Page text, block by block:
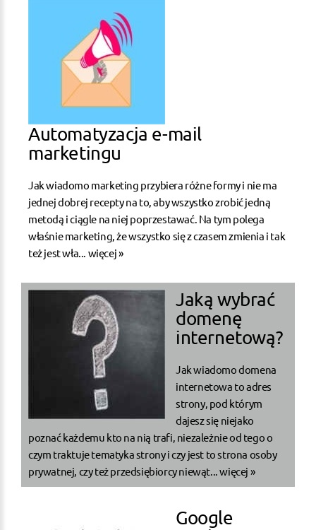
Automatyzacja e-mail
marketingu
Jak wiadomo marketing przybiera różne formy i nie ma
jednej dobrej recepty na to, aby wszystko zrobić jedną
metodą i ciągle na niej poprzestawać. Na tym polega
właśnie marketing, że wszystko się z czasem zmienia i tak
też jest wła... więcej »
Jaką wybrać
domenę
internetową?
Jak wiadomo domena
internetowa to adres
strony, pod którym
dajesz się niejako
poznać każdemu kto na nią trafi, niezależnie od tego o
czym traktuje tematyka strony i czy jest to strona osoby
prywatnej, czy też przedsiębiorcy niewąt...więcej »
Google